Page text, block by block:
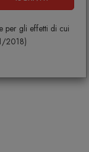
per gli effetti di cui
2018)